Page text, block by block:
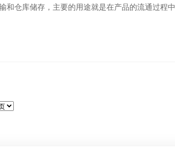
和仓库储存，主要的用途就是在产品的流通过程中